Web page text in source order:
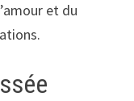
et du